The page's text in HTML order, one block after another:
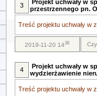
3
Projekt uchwały w
przestrzennego pn.
Treść projektu uchwały w
2019-11-20 1436
4
Projekt uchwały w
wydzierżawienie
Treść projektu uchwały w